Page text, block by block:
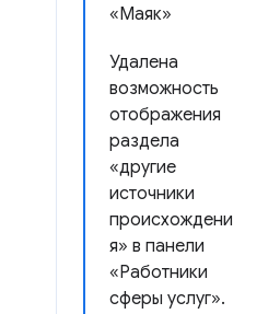
«Маяк»
Удалена
возможность
отображения
раздела
«другие
источники
происхождени
я» в панели
«Работники
сферы услуг».